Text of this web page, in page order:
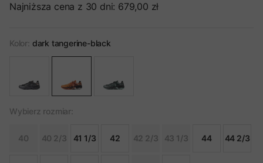
Najniższa cena z 30 dni: 679,00 zł
Kolor: dark tangerine-black
Wybierz rozmiar:
40 40 2/3 41 1/3 42 42 2/3 43 1/3 44 44 2/3